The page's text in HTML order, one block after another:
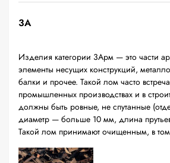
3А
Изделия категории 3Арм — это части
элементы несущих конструкций,
балки и прочее. Такой лом часто
промышленных производствах и в
должны быть ровные, не спутанные
диаметр — больше 10 мм, длина
Такой лом принимают очищенным, в том